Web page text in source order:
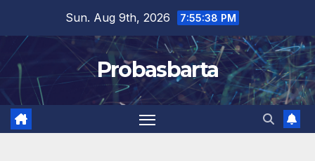
content
Sun. Aug 9th, 2026 7:55:38 PM
Probasbarta